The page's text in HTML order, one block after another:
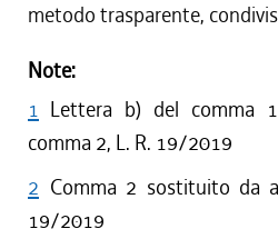
metodo trasparente,
Note:
1 Lettera b) del comma
comma 2, L. R. 19/2019
2 Comma 2 sostituito da
19/2019